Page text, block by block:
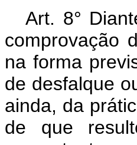
Art. 8°
comprovação
na forma
de desfalque
ainda, da
de que